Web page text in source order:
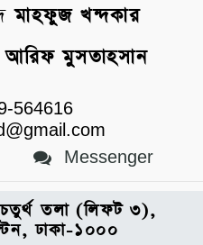
মাহফুজ খন্দকার
আরিফ মুসতাহসান
564616
Messenger
তলা (লিফট ৩),
ঢাকা-১০০০